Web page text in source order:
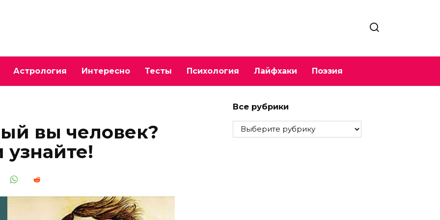
Астрология Интересно Тесты Психология Лайфхаки Поэзия
вы человек?
узнайте!
Все рубрики
Все
рубрики